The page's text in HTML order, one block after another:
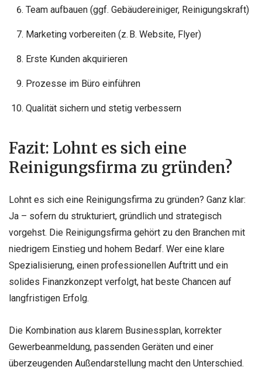
Team aufbauen (ggf. Gebäudereiniger, Reinigungskraft)
Marketing vorbereiten (z. B. Website, Flyer)
Erste Kunden akquirieren
Prozesse im Büro einführen
Qualität sichern und stetig verbessern
Fazit: Lohnt es sich eine
Reinigungsfirma zu gründen?
Lohnt es sich eine Reinigungsfirma zu gründen? Ganz klar:
Ja – sofern du strukturiert, gründlich und strategisch
vorgehst. Die Reinigungsfirma gehört zu den Branchen mit
niedrigem Einstieg und hohem Bedarf. Wer eine klare
Spezialisierung, einen professionellen Auftritt und ein
solides Finanzkonzept verfolgt, hat beste Chancen auf
langfristigen Erfolg.
Die Kombination aus klarem Businessplan, korrekter
Gewerbeanmeldung, passenden Geräten und einer
überzeugenden Außendarstellung macht den Unterschied.